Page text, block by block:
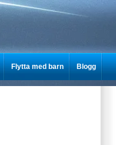
Flytta med barn Blogg